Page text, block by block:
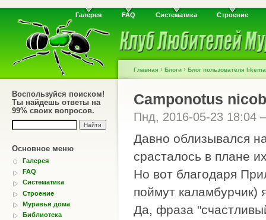
Галерея FAQ Систематика Строение
Воспользуйся поиском!
Ты найдешь ответы на
99% своих вопросов.
Основное меню
Галерея
FAQ
Систематика
Строение
Муравьи дома
Библиотека
Главная › Блоги › Блог пользователя
Camponotus
Пнд, 2016-05-23
Давно облизывался
срасталось в плане
Но вот благодаря
поймут каламбурчик)
Да, фраза